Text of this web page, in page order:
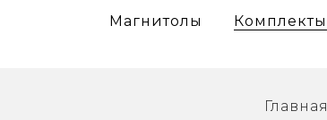
Магнитолы Комплекты
Главная